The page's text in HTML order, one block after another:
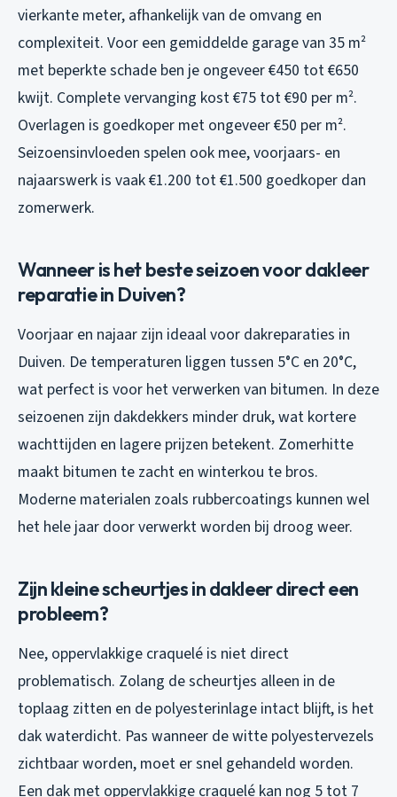
vierkante meter, afhankelijk van de omvang en
complexiteit. Voor een gemiddelde garage van 35 m²
met beperkte schade ben je ongeveer €450 tot €650
kwijt. Complete vervanging kost €75 tot €90 per m².
Overlagen is goedkoper met ongeveer €50 per m².
Seizoensinvloeden spelen ook mee, voorjaars- en
najaarswerk is vaak €1.200 tot €1.500 goedkoper dan
zomerwerk.
Wanneer is het beste seizoen voor dakleer
reparatie in Duiven?
Voorjaar en najaar zijn ideaal voor dakreparaties in
Duiven. De temperaturen liggen tussen 5°C en 20°C,
wat perfect is voor het verwerken van bitumen. In deze
seizoenen zijn dakdekkers minder druk, wat kortere
wachttijden en lagere prijzen betekent. Zomerhitte
maakt bitumen te zacht en winterkou te bros.
Moderne materialen zoals rubbercoatings kunnen wel
het hele jaar door verwerkt worden bij droog weer.
Zijn kleine scheurtjes in dakleer direct een
probleem?
Nee, oppervlakkige craquelé is niet direct
problematisch. Zolang de scheurtjes alleen in de
toplaag zitten en de polyesterinlage intact blijft, is het
dak waterdicht. Pas wanneer de witte polyestervezels
zichtbaar worden, moet er snel gehandeld worden.
Een dak met oppervlakkige craquelé kan nog 5 tot 7